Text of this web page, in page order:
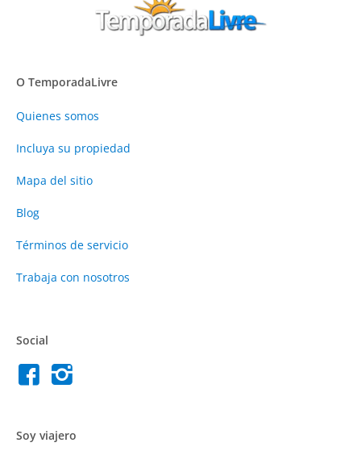
O TemporadaLivre
Quienes somos
Incluya su propiedad
Mapa del sitio
Blog
Términos de servicio
Trabaja con nosotros
Social
Soy viajero